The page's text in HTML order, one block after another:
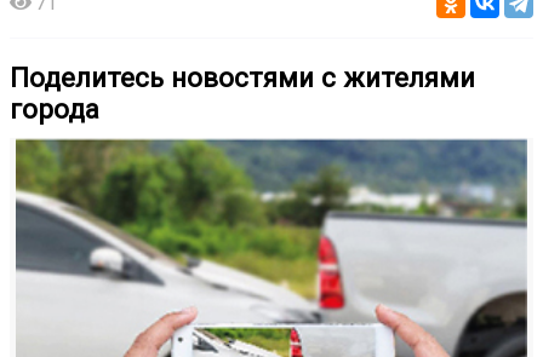
Поделитесь новостями с жителями
города